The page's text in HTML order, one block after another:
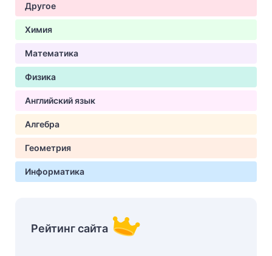
Другое
Химия
Математика
Физика
Английский язык
Алгебра
Геометрия
Информатика
Рейтинг сайта